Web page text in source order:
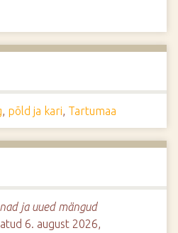
, põld ja kari, Tartumaa
ja uued mängud
6. august 2026,